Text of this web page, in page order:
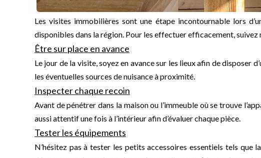
Les visites immobilières sont une étape incontournable lors
disponibles dans la région. Pour les effectuer efficacement, suivez
Être sur place en avance
Le jour de la visite, soyez en avance sur les lieux afin de disposer
les éventuelles sources de nuisance à proximité.
Inspecter chaque recoin
Avant de pénétrer dans la maison ou l’immeuble où se trouve
aussi attentif une fois à l’intérieur afin d’évaluer chaque pièce.
Tester les équipements
N’hésitez pas à tester les petits accessoires essentiels tels